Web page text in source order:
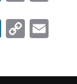
LinkedIn
Copy